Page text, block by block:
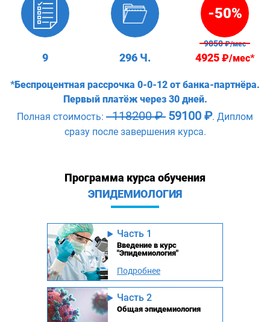
9 296 Ч.
-50%
9850₽/мес
4925₽/мес*
*Беспроцентная рассрочка 0-0-12 от банка-партнёра.
Первый платёж через 30 дней.
Полная стоимость: 118200 ₽ 59100 ₽. Диплом
сразу после завершения курса.
Программа курса обучения
ЭПИДЕМИОЛОГИЯ
Часть 1
Введение в курс
"Эпидемиология"
Подробнее
Часть 2
Общая эпидемиология